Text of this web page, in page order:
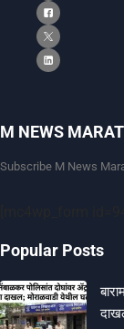
M NEWS
Subscribe M News
Popular Posts